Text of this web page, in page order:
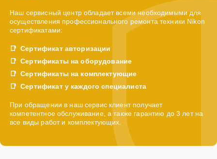
Наш сервисный центр обладает всеми необходимыми для
осуществления профессионального ремонта техники Nikon
сертификатами:
Сертификат авторизации
Сертификаты на оборудование
Сертификаты на комплектующие
Сертификат у каждого специалиста
При обращении в наш сервис клиент получает
компетентное обслуживание, а также гарантию до 3 лет на
все виды работ и комплектующих.